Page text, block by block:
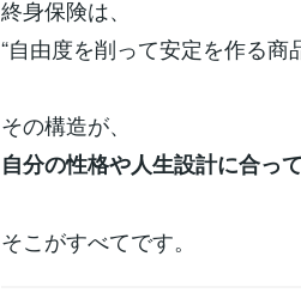
終身保険は、
“自由度を削って安定を作る商
その構造が、
自分の性格や人生設計に合っ
そこがすべてです。